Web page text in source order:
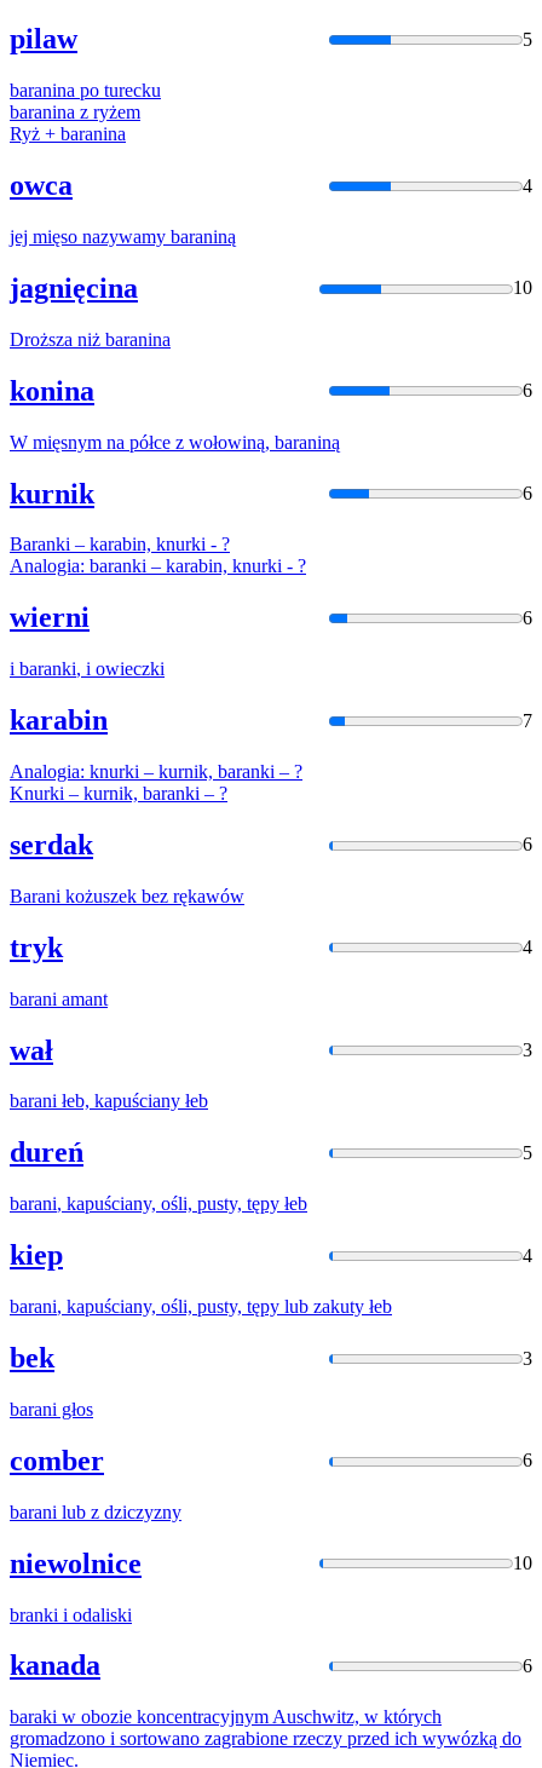
pilaw 5
baranina po turecku
baranina z ryżem
Ryż + baranina
owca 4
jej mięso nazywamy baraniną
jagnięcina 10
Droższa niż baranina
konina 6
W mięsnym na półce z wołowiną, baraniną
kurnik 6
Baranki – karabin, knurki - ?
Analogia: baranki – karabin, knurki - ?
wierni 6
i baranki, i owieczki
karabin 7
Analogia: knurki – kurnik, baranki – ?
Knurki – kurnik, baranki – ?
serdak 6
Barani kożuszek bez rękawów
tryk 4
barani amant
wał 3
barani łeb, kapuściany łeb
dureń 5
barani, kapuściany, ośli, pusty, tępy łeb
kiep 4
barani, kapuściany, ośli, pusty, tępy lub zakuty łeb
bek 3
barani głos
comber 6
barani lub z dziczyzny
niewolnice 10
branki i odaliski
kanada 6
baraki w obozie koncentracyjnym Auschwitz, w których
gromadzono i sortowano zagrabione rzeczy przed ich wywózką do
Niemiec.